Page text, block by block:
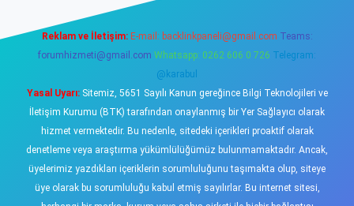
Reklam ve İletişim: E-mail: backlinkpaneli@gmail.com Teams:
forumhizmeti@gmail.com Whatsapp: 0262 606 0 726 Telegram:
@karabul
Yasal Uyarı:Sitemiz, 5651 Sayılı Kanun gereğince Bilgi Teknolojileri ve
İletişim Kurumu (BTK) tarafından onaylanmış bir Yer Sağlayıcı olarak
hizmet vermektedir. Bu nedenle, sitedeki içerikleri proaktif olarak
denetleme veya araştırma yükümlülüğümüz bulunmamaktadır. Ancak,
üyelerimiz yazdıkları içeriklerin sorumluluğunu taşımakta olup, siteye
üye olarak bu sorumluluğu kabul etmiş sayılırlar. Bu internet sitesi,